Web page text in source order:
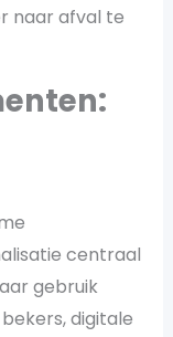
naar afval te
centraal
gebruik
digitale